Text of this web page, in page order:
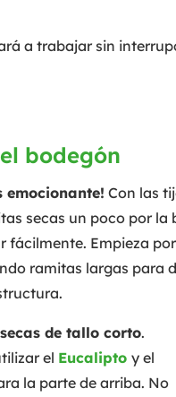
a trabajar sin
bodegón
emocionante! Con las
secas un poco por la
fácilmente. Empieza
ramitas largas para
de tallo corto.
el Eucalipto y el
la parte de arriba. No